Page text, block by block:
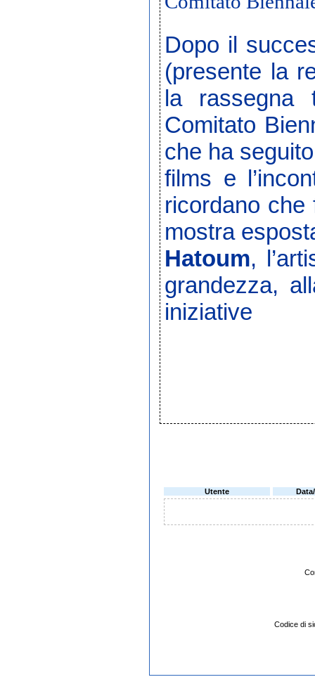
Dopo il
(presente la
la rassegna
Comitato
che ha
films e
ricordano
mostra
Hatoum,
grandezza,
iniziative
Utente
Codice di